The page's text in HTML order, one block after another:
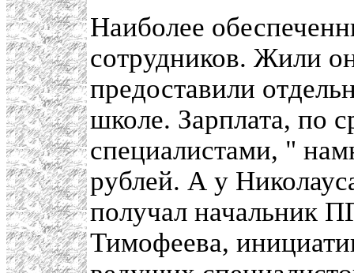
Наиболее
сотрудников. Жили
предоставили
школе. Зарплата, по
специалистами, "
рублей. А у
получал начальник
Тимофеева,